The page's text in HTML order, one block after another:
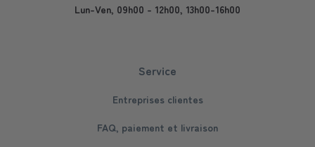
Lun-Ven, 09h00 - 12h00, 13h00-16h00
Service
Entreprises clientes
FAQ, paiement et livraison